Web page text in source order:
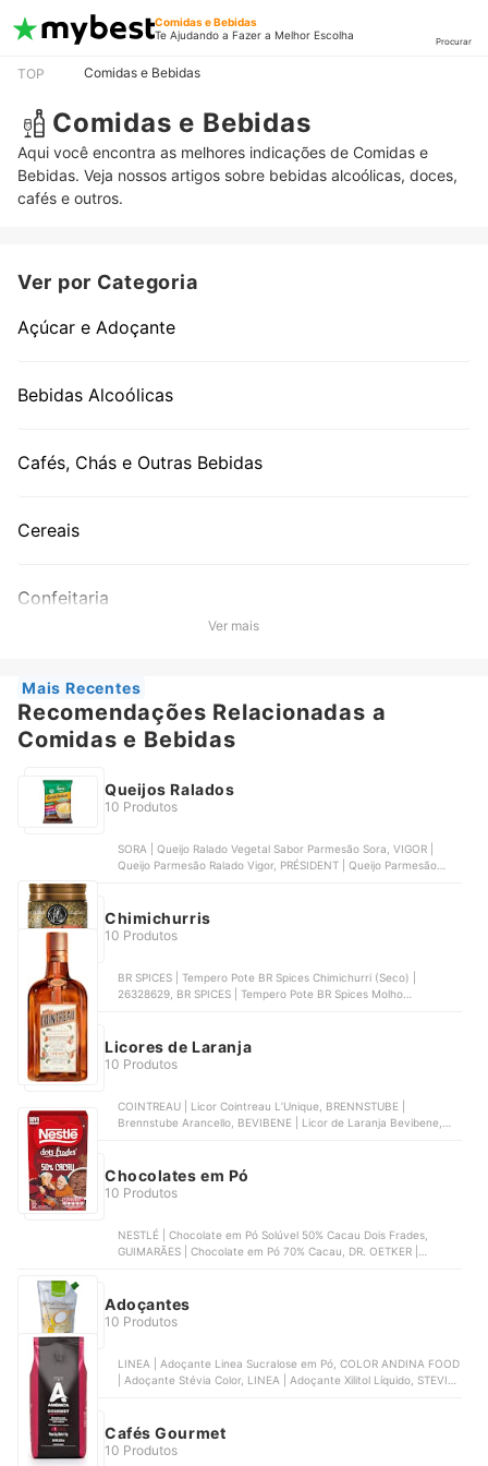
Comidas e Bebidas
Te Ajudando a Fazer a Melhor Escolha
Procurar
TOP Comidas e Bebidas
Comidas e Bebidas
Aqui você encontra as melhores indicações de Comidas e
Bebidas. Veja nossos artigos sobre bebidas alcoólicas, doces,
cafés e outros.
Ver por Categoria
Açúcar e Adoçante
Bebidas Alcoólicas
Cafés, Chás e Outras Bebidas
Cereais
Confeitaria
Ver mais
Mais Recentes
Recomendações Relacionadas a
Comidas e Bebidas
Queijos Ralados
10 Produtos
SORA | Queijo Ralado Vegetal Sabor Parmesão Sora, VIGOR |
Queijo Parmesão Ralado Vigor, PRÉSIDENT | Queijo Parmesão
Chimichurris
10 Produtos
BR SPICES | Tempero Pote BR Spices Chimichurri (Seco) |
26328629, BR SPICES | Tempero Pote BR Spices Molho
Molho Chimichurri Legurmê
Licores de Laranja
10 Produtos
COINTREAU | Licor Cointreau L’Unique, BRENNSTUBE |
Brennstube Arancello, BEVIBENE | Licor de Laranja Bevibene,
Chocolates em Pó
10 Produtos
NESTLÉ | Chocolate em Pó Solúvel 50% Cacau Dois Frades,
GUIMARÃES | Chocolate em Pó 70% Cacau, DR. OETKER |
Adoçantes
10 Produtos
LINEA | Adoçante Linea Sucralose em Pó, COLOR ANDINA FOOD
| Adoçante Stévia Color, LINEA | Adoçante Xilitol Líquido, STEVITA
Cafés Gourmet
10 Produtos